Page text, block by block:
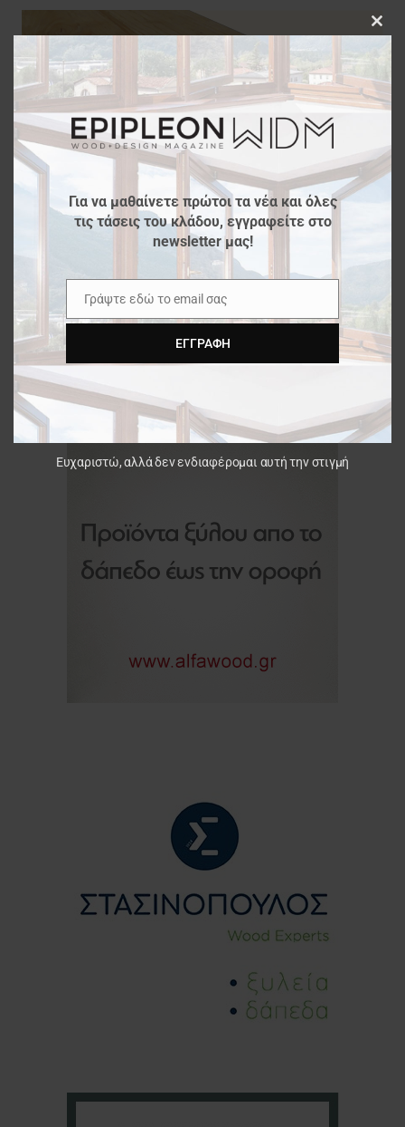
Για να μαθαίνετε πρώτοι τα νέα και όλες
τις τάσεις του κλάδου, εγγραφείτε στο
newsletter μας!
Email
Γράψτε εδώ το email σας
ΕΓΓΡΑΦΉ
Ευχαριστώ, αλλά δεν ενδιαφέρομαι αυτή την στιγμή